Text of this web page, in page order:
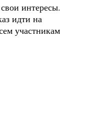
интересы.
идти на
участникам